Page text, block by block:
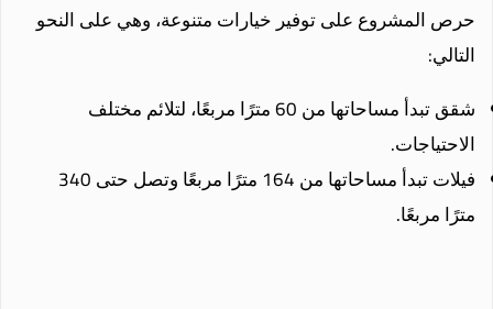
حرص المشروع على توفير خيارات متنوعة، وهي على النحو
التالي:
شقق تبدأ مساحاتها من 60 مترًا مربعًا، لتلائم مختلف
الاحتياجات.
فيلات تبدأ مساحاتها من 164 مترًا مربعًا وتصل حتى 340
مترًا مربعًا.